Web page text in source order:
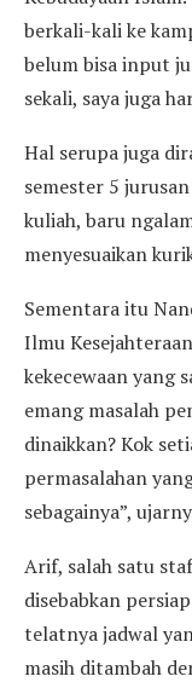
berkali-kali ke
belum bisa input
sekali, saya juga
Hal serupa juga
semester 5
kuliah, baru
menyesuaikan
Sementara itu
Ilmu
kekecewaan yang
emang masalah
dinaikkan? Kok
permasalahan
sebagainya”,
Arif, salah satu
disebabkan
telatnya jadwal
masih ditambah